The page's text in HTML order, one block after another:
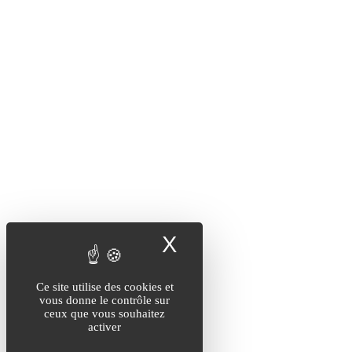
Ce site utilise des cookies et
vous donne le contrôle sur
ceux que vous souhaitez
activer
X